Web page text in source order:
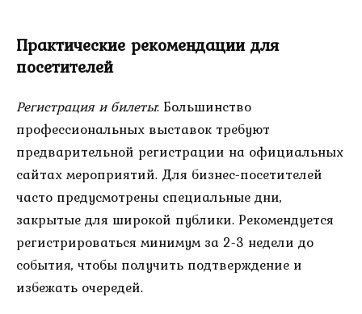
Практические рекомендации для
посетителей
Регистрация и билеты: Большинство
профессиональных выставок требуют
предварительной регистрации на официальных
сайтах мероприятий. Для бизнес-посетителей
часто предусмотрены специальные дни,
закрытые для широкой публики. Рекомендуется
регистрироваться минимум за 2-3 недели до
события, чтобы получить подтверждение и
избежать очередей.